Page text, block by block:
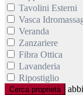
Tavolini Esterni
Vasca
Veranda
Zanzariere
Fibra Ottica
Lavanderia
Ripostiglio
Cerca proprietà